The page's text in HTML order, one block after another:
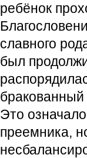
ребёнок
славного
был
Это
преемника,